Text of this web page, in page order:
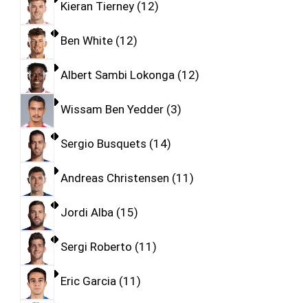
Kieran Tierney 12
Ben White 12
Albert Sambi Lokonga 12
Wissam Ben Yedder 3
Sergio Busquets 14
Andreas Christensen 11
Jordi Alba 15
Sergi Roberto 11
Eric Garcia 11